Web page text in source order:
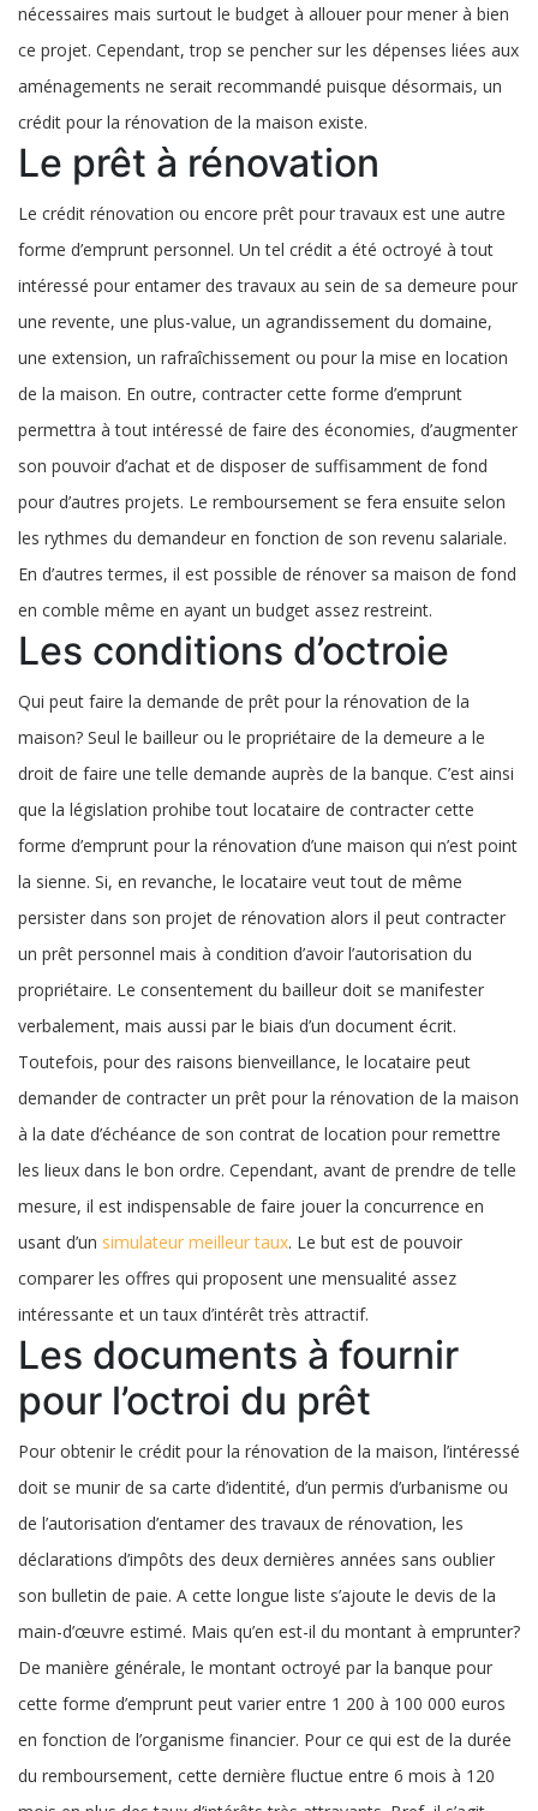
rénovation
d’une
maison
nécessaires mais surtout le budget à allouer pour mener à bien
ce projet. Cependant, trop se pencher sur les dépenses liées aux
aménagements ne serait recommandé puisque désormais, un
crédit pour la rénovation de la maison existe.
Le prêt à rénovation
Le crédit rénovation ou encore prêt pour travaux est une autre
forme d’emprunt personnel. Un tel crédit a été octroyé à tout
intéressé pour entamer des travaux au sein de sa demeure pour
une revente, une plus-value, un agrandissement du domaine,
une extension, un rafraîchissement ou pour la mise en location
de la maison. En outre, contracter cette forme d’emprunt
permettra à tout intéressé de faire des économies, d’augmenter
son pouvoir d’achat et de disposer de suffisamment de fond
pour d’autres projets. Le remboursement se fera ensuite selon
les rythmes du demandeur en fonction de son revenu salariale.
En d’autres termes, il est possible de rénover sa maison de fond
en comble même en ayant un budget assez restreint.
Les conditions d’octroie
Qui peut faire la demande de prêt pour la rénovation de la
maison? Seul le bailleur ou le propriétaire de la demeure a le
droit de faire une telle demande auprès de la banque. C’est ainsi
que la législation prohibe tout locataire de contracter cette
forme d’emprunt pour la rénovation d’une maison qui n’est point
la sienne. Si, en revanche, le locataire veut tout de même
persister dans son projet de rénovation alors il peut contracter
un prêt personnel mais à condition d’avoir l’autorisation du
propriétaire. Le consentement du bailleur doit se manifester
verbalement, mais aussi par le biais d’un document écrit.
Toutefois, pour des raisons bienveillance, le locataire peut
demander de contracter un prêt pour la rénovation de la maison
à la date d’échéance de son contrat de location pour remettre
les lieux dans le bon ordre. Cependant, avant de prendre de telle
mesure, il est indispensable de faire jouer la concurrence en
usant d’un simulateur meilleur taux. Le but est de pouvoir
comparer les offres qui proposent une mensualité assez
intéressante et un taux d’intérêt très attractif.
Les documents à fournir
pour l’octroi du prêt
Pour obtenir le crédit pour la rénovation de la maison, l’intéressé
doit se munir de sa carte d’identité, d’un permis d’urbanisme ou
de l’autorisation d’entamer des travaux de rénovation, les
déclarations d’impôts des deux dernières années sans oublier
son bulletin de paie. A cette longue liste s’ajoute le devis de la
main-d’œuvre estimé. Mais qu’en est-il du montant à emprunter?
De manière générale, le montant octroyé par la banque pour
cette forme d’emprunt peut varier entre 1 200 à 100 000 euros
en fonction de l’organisme financier. Pour ce qui est de la durée
du remboursement, cette dernière fluctue entre 6 mois à 120